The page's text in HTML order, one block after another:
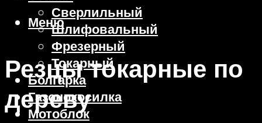
Сверлильный
Шлифовальный
Фрезерный
Токарный
Болгарка
Газонокосилка
Мотоблок
Меню
Резцы токарные по
дереву